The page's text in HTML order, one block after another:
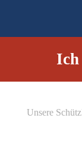
Ich
Unsere